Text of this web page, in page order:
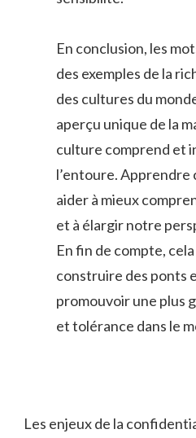
En conclusion, les
des exemples de la
des cultures du
aperçu unique de la
culture comprend et
l’entoure. Apprendre
aider à mieux
et à élargir notre
En fin de compte,
construire des ponts
promouvoir une plus
et tolérance dans le
Les enjeux de la